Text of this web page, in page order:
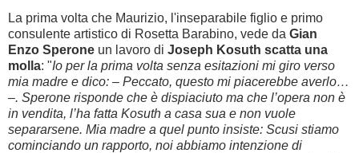
La prima volta che Maurizio, l'inseparabile figlio e primo
consulente artistico di Rosetta Barabino, vede da Gian
Enzo Sperone un lavoro di Joseph Kosuth scatta una
molla: "Io per la prima volta senza esitazioni mi giro verso
mia madre e dico: – Peccato, questo mi piacerebbe averlo…
–. Sperone risponde che è dispiaciuto ma che l’opera non è
in vendita, l’ha fatta Kosuth a casa sua e non vuole
separarsene. Mia madre a quel punto insiste: Scusi stiamo
cominciando un rapporto, noi abbiamo intenzione di